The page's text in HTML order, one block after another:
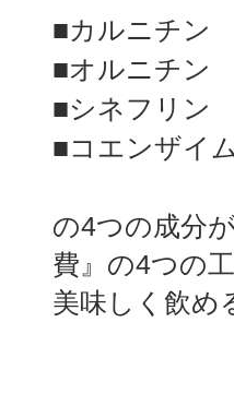
■カルニチン
■オルニチン
■シネフリン
■コエンザイ
の4つの成分
費』の4つの
美味しく飲め